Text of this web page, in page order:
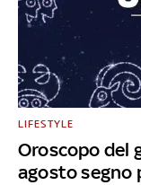
Oroscopo del
agosto segno
LIFESTYLE